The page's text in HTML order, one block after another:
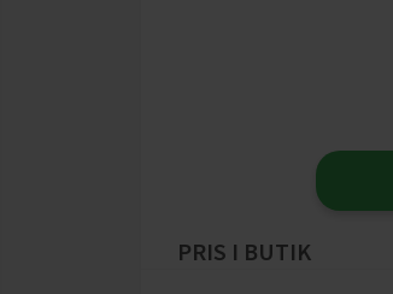
PRIS I BUTIK